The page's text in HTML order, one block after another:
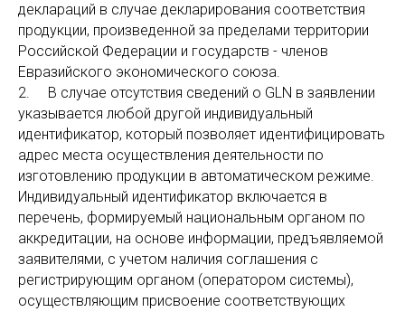
деклараций в случае декларирования соответствия
продукции, произведенной за пределами территории
Российской Федерации и государств - членов
Евразийского экономического союза.
2. В случае отсутствия сведений о GLN в заявлении
указывается любой другой индивидуальный
идентификатор, который позволяет идентифицировать
адрес места осуществления деятельности по
изготовлению продукции в автоматическом режиме.
Индивидуальный идентификатор включается в
перечень, формируемый национальным органом по
аккредитации, на основе информации, предъявляемой
заявителями, с учетом наличия соглашения с
регистрирующим органом (оператором системы),
осуществляющим присвоение соответствующих